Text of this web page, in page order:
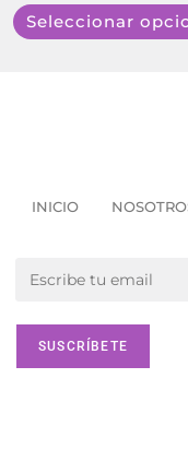
Seleccionar
INICIO